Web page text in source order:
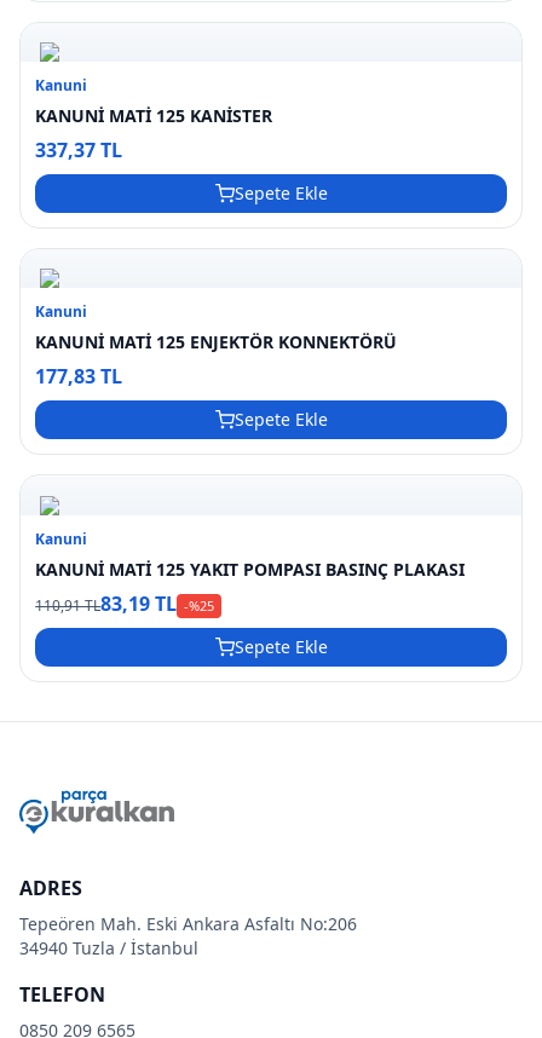
Kanuni
KANUNİ MATİ 125 KANİSTER
337,37 TL
Sepete Ekle
Kanuni
KANUNİ MATİ 125 ENJEKTÖR KONNEKTÖRÜ
177,83 TL
Sepete Ekle
Kanuni
KANUNİ MATİ 125 YAKIT POMPASI BASINÇ PLAKASI
110,91 TL83,19 TL -%25
Sepete Ekle
ADRES
Tepeören Mah. Eski Ankara Asfaltı No:206
34940 Tuzla / İstanbul
TELEFON
0850 209 6565